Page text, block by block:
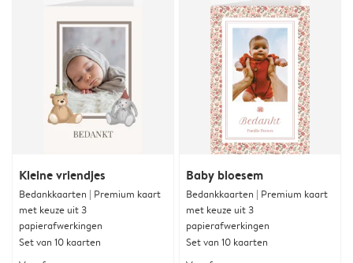
Kleine vriendjes
Bedankkaarten | Premium kaart
met keuze uit 3
papierafwerkingen
Set van 10 kaarten
Baby bloesem
Bedankkaarten | Premium kaart
met keuze uit 3
papierafwerkingen
Set van 10 kaarten